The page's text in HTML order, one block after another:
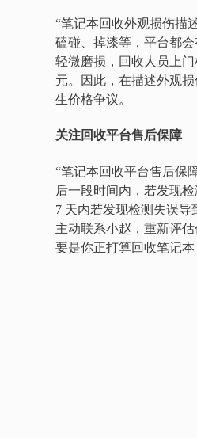
“笔记本回收外观损伤描
磕碰、掉漆等，平台都
轻微磨损，回收人员上
元。因此，在描述外观
生价格争议。
关注回收平台售后保障
“笔记本回收平台售后保
后一段时间内，若发现
7 天内若发现检测失误
主动联系小赵，重新评
要是你正打算回收笔记